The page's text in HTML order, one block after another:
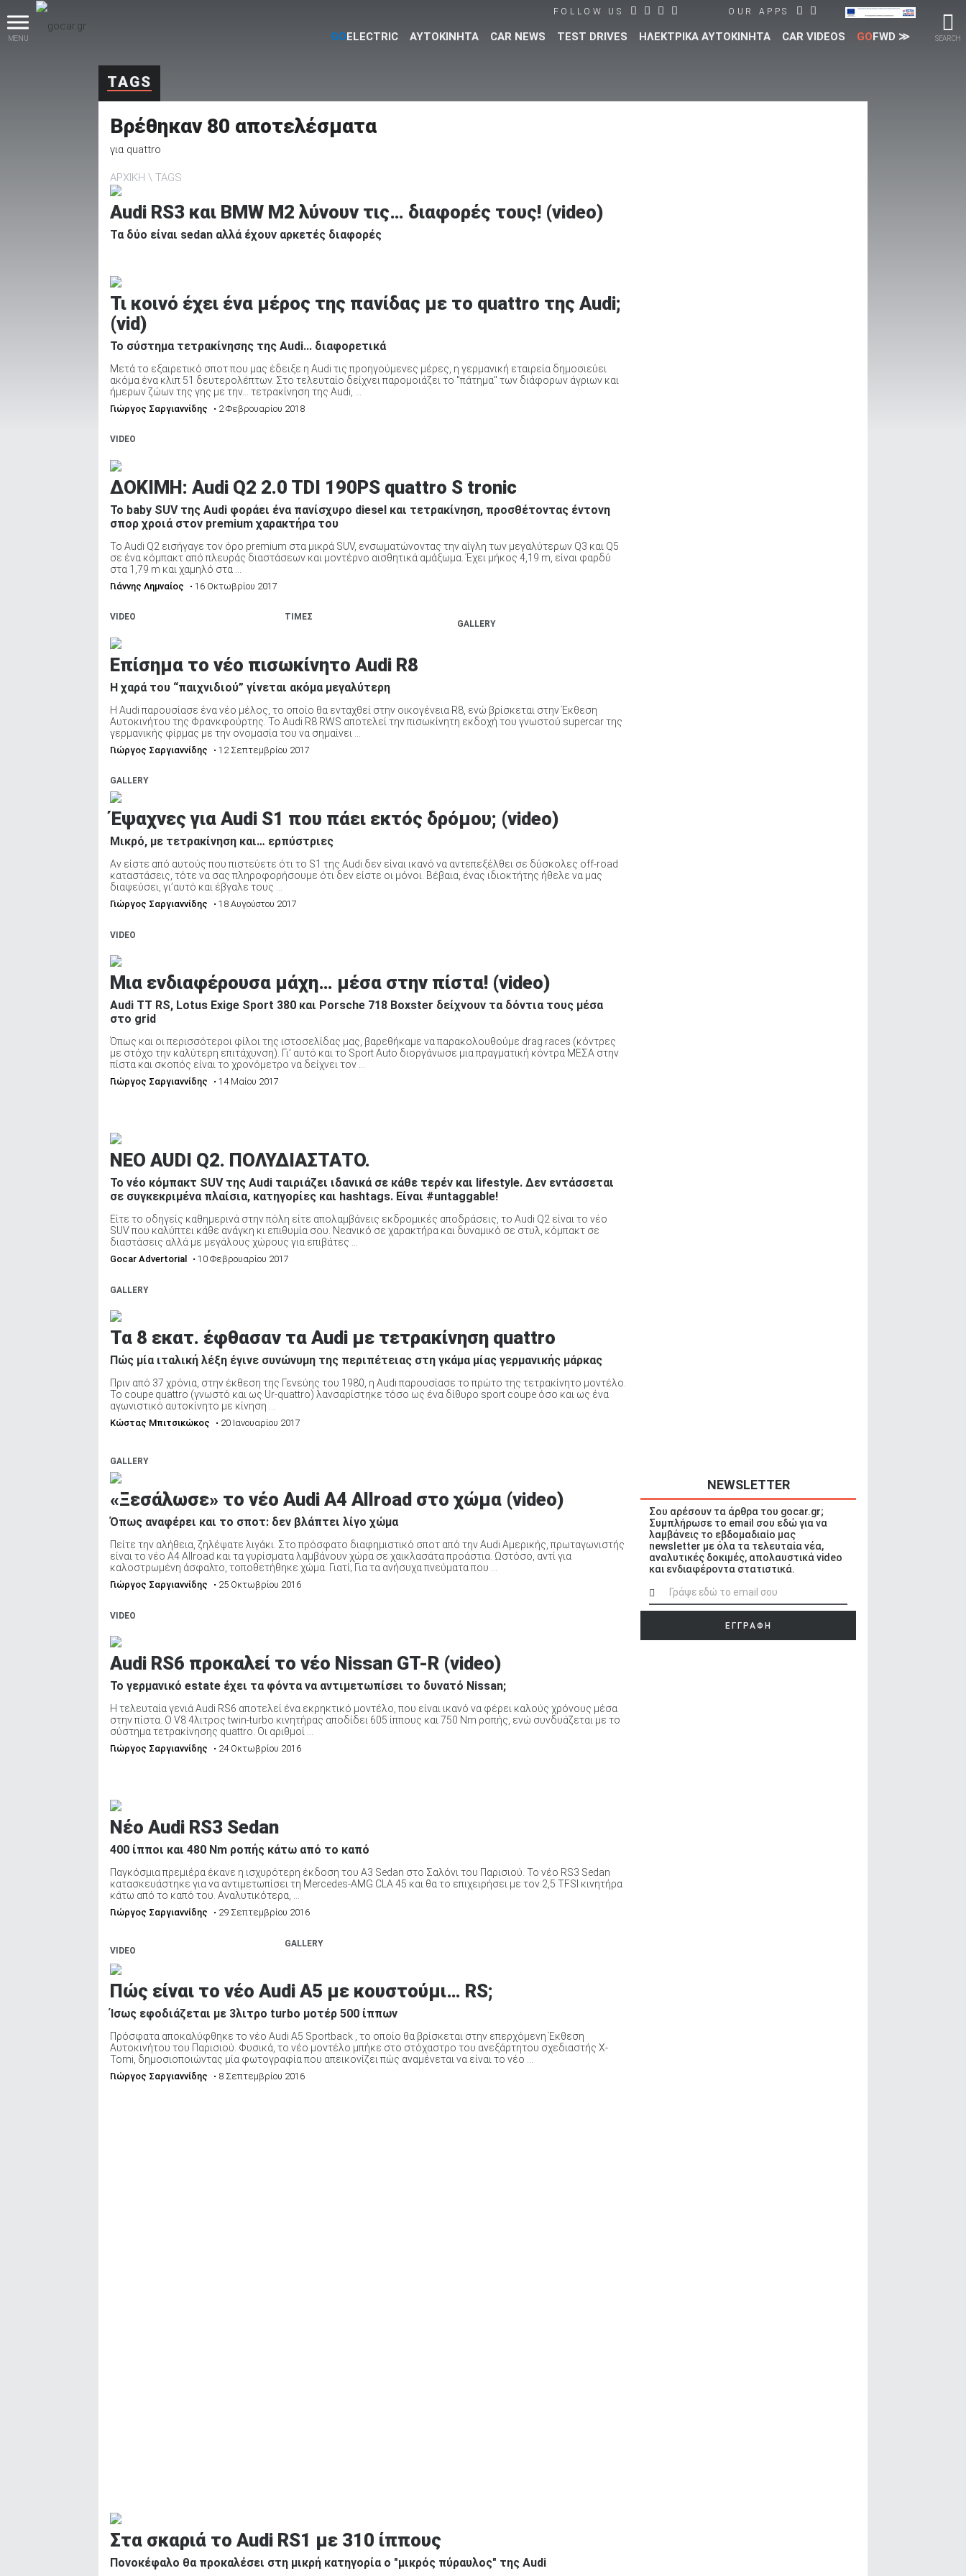
MENU SEARCH
FOLLOW US OUR APPS
GOELECTRIC ΑΥΤΟΚΙΝΗΤΑ CAR NEWS TEST DRIVES ΗΛΕΚΤΡΙΚΑ ΑΥΤΟΚΙΝΗΤΑ CAR VIDEOS GOFWD ≫
Βρες τα πάντα για το αυτοκίνητο!
ΑΝΑΖΗΤΗΣΗ
Μεταχειρισμένα
Επιχειρήσεις
ΑΝΑΖΗΤΗΣΗ
TAGS
Βρέθηκαν 80 αποτελέσματα
για quattro
ΑΡΧΙΚΗ TAGS
Audi RS3 και BMW M2 λύνουν τις… διαφορές τους! (video)
Τα δύο είναι sedan αλλά έχουν αρκετές διαφορές
Τι κοινό έχει ένα μέρος της πανίδας με το quattro της Audi;
(vid)
Το σύστημα τετρακίνησης της Audi... διαφορετικά
Μετά το εξαιρετικό σποτ που μας έδειξε η Audi τις προηγούμενες μέρες, η γερμανική εταιρεία δημοσιεύει
ακόμα ένα κλιπ 51 δευτερολέπτων. Στο τελευταίο δείχνει παρομοιάζει το "πάτημα" των διάφορων άγριων και
ήμερων ζώων της γης με την… τετρακίνηση της Audi, ...
Γιώργος Σαργιαννίδης • 2 Φεβρουαρίου 2018
VIDEO
ΔΟΚΙΜΗ: Audi Q2 2.0 TDI 190PS quattro S tronic
Το baby SUV της Audi φοράει ένα πανίσχυρο diesel και τετρακίνηση, προσθέτοντας έντονη
σπορ χροιά στον premium χαρακτήρα του
To Audi Q2 εισήγαγε τον όρο premium στα μικρά SUV, ενσωματώνοντας την αίγλη των μεγαλύτερων Q3 και Q5
σε ένα κόμπακτ από πλευράς διαστάσεων και μοντέρνο αισθητικά αμάξωμα. Έχει μήκος 4,19 m, είναι φαρδύ
στα 1,79 m και χαμηλό στα ...
Γιάννης Λημναίος • 16 Οκτωβρίου 2017
VIDEO ΤΙΜΕΣ
GALLERY
Επίσημα το νέο πισωκίνητο Audi R8
Η χαρά του “παιχνιδιού” γίνεται ακόμα μεγαλύτερη
Η Audi παρουσίασε ένα νέο μέλος, το οποίο θα ενταχθεί στην οικογένεια R8, ενώ βρίσκεται στην Έκθεση
Αυτοκινήτου της Φρανκφούρτης. Το Audi R8 RWS αποτελεί την πισωκίνητη εκδοχή του γνωστού supercar της
γερμανικής φίρμας με την ονομασία του να σημαίνει ...
Γιώργος Σαργιαννίδης • 12 Σεπτεμβρίου 2017
GALLERY
Έψαχνες για Audi S1 που πάει εκτός δρόμου; (video)
Μικρό, με τετρακίνηση και… ερπύστριες
Αν είστε από αυτούς που πιστεύετε ότι το S1 της Audi δεν είναι ικανό να αντεπεξέλθει σε δύσκολες off-road
καταστάσεις, τότε να σας πληροφορήσουμε ότι δεν είστε οι μόνοι. Βέβαια, ένας ιδιοκτήτης ήθελε να μας
διαψεύσει, γι’αυτό και έβγαλε τους ...
Γιώργος Σαργιαννίδης • 18 Αυγούστου 2017
VIDEO
Μια ενδιαφέρουσα μάχη… μέσα στην πίστα! (video)
Audi TT RS, Lotus Exige Sport 380 και Porsche 718 Boxster δείχνουν τα δόντια τους μέσα
στο grid
Όπως και οι περισσότεροι φίλοι της ιστοσελίδας μας, βαρεθήκαμε να παρακολουθούμε drag races (κόντρες
με στόχο την καλύτερη επιτάχυνση). Γι’ αυτό και το Sport Auto διοργάνωσε μια πραγματική κόντρα ΜΕΣΑ στην
πίστα και σκοπός είναι το χρονόμετρο να δείχνει τον ...
Γιώργος Σαργιαννίδης • 14 Μαίου 2017
ΝΕΟ AUDI Q2. ΠΟΛΥΔΙΑΣΤΑΤΟ.
Το νέο κόμπακτ SUV της Audi ταιριάζει ιδανικά σε κάθε τερέν και lifestyle. Δεν εντάσσεται
σε συγκεκριμένα πλαίσια, κατηγορίες και hashtags. Είναι #untaggable!
Είτε το οδηγείς καθημερινά στην πόλη είτε απολαμβάνεις εκδρομικές αποδράσεις, το Audi Q2 είναι το νέο
SUV που καλύπτει κάθε ανάγκη κι επιθυμία σου. Νεανικό σε χαρακτήρα και δυναμικό σε στυλ, κόμπακτ σε
διαστάσεις αλλά με μεγάλους χώρους για επιβάτες ...
Gocar Advertorial • 10 Φεβρουαρίου 2017
GALLERY
Τα 8 εκατ. έφθασαν τα Audi με τετρακίνηση quattro
Πώς μία ιταλική λέξη έγινε συνώνυμη της περιπέτειας στη γκάμα μίας γερμανικής μάρκας
Πριν από 37 χρόνια, στην έκθεση της Γενεύης του 1980, η Audi παρουσίασε το πρώτο της τετρακίνητο μοντέλο.
Το coupe quattro (γνωστό και ως Ur-quattro) λανσαρίστηκε τόσο ως ένα δίθυρο sport coupe όσο και ως ένα
αγωνιστικό αυτοκίνητο με κίνηση ...
Κώστας Μπιτσικώκος • 20 Ιανουαρίου 2017
GALLERY
NEWSLETTER
Σου αρέσουν τα άρθρα του gocar.gr;
Συμπλήρωσε το email σου εδώ για να
λαμβάνεις το εβδομαδιαίο μας
newsletter με όλα τα τελευταία νέα,
αναλυτικές δοκιμές, απολαυστικά video
και ενδιαφέροντα στατιστικά.
ΕΓΓΡΑΦΗ
«Ξεσάλωσε» το νέο Audi A4 Allroad στο χώμα (video)
Όπως αναφέρει και το σποτ: δεν βλάπτει λίγο χώμα
Πείτε την αλήθεια, ζηλέψατε λιγάκι. Στο πρόσφατο διαφημιστικό σποτ από την Audi Αμερικής, πρωταγωνιστής
είναι το νέο A4 Allroad και τα γυρίσματα λαμβάνουν χώρα σε χαικλασάτα προάστια. Ωστόσο, αντί για
καλοστρωμένη άσφαλτο, τοποθετήθηκε χώμα. Γιατί; Για τα ανήσυχα πνεύματα που ...
Γιώργος Σαργιαννίδης • 25 Οκτωβρίου 2016
VIDEO
Audi RS6 προκαλεί το νέο Nissan GT-R (video)
Το γερμανικό estate έχει τα φόντα να αντιμετωπίσει το δυνατό Nissan;
Η τελευταία γενιά Audi RS6 αποτελεί ένα εκρηκτικό μοντέλο, που είναι ικανό να φέρει καλούς χρόνους μέσα
στην πίστα. Ο V8 4λιτρος twin-turbo κινητήρας αποδίδει 605 ίππους και 750 Nm ροπής, ενώ συνδυάζεται με το
σύστημα τετρακίνησης quattro. Οι αριθμοί ...
Γιώργος Σαργιαννίδης • 24 Οκτωβρίου 2016
Νέο Audi RS3 Sedan
400 ίπποι και 480 Nm ροπής κάτω από το καπό
Παγκόσμια πρεμιέρα έκανε η ισχυρότερη έκδοση του A3 Sedan στο Σαλόνι του Παρισιού. Το νέο RS3 Sedan
κατασκευάστηκε για να αντιμετωπίσει τη Mercedes-AMG CLA 45 και θα το επιχειρήσει με τον 2,5 TFSI κινητήρα
κάτω από το καπό του. Αναλυτικότερα, ...
Γιώργος Σαργιαννίδης • 29 Σεπτεμβρίου 2016
VIDEO
GALLERY
Πώς είναι το νέο Audi A5 με κουστούμι… RS;
Ίσως εφοδιάζεται με 3λιτρο turbo μοτέρ 500 ίππων
Πρόσφατα αποκαλύφθηκε το νέο Audi A5 Sportback , το οποίο θα βρίσκεται στην επερχόμενη Έκθεση
Αυτοκινήτου του Παρισιού. Φυσικά, το νέο μοντέλο μπήκε στο στόχαστρο του ανεξάρτητου σχεδιαστής X-
Tomi, δημοσιοποιώντας μία φωτογραφία που απεικονίζει πώς αναμένεται να είναι το νέο ...
Γιώργος Σαργιαννίδης • 8 Σεπτεμβρίου 2016
Στα σκαριά το Audi RS1 με 310 ίππους
Πονοκέφαλο θα προκαλέσει στη μικρή κατηγορία ο "μικρός πύραυλος" της Audi